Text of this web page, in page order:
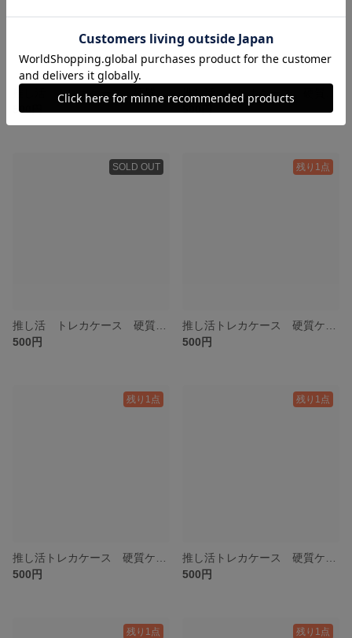
500円
SOLD OUT
500円
残り1点
500円
残り1点
500円
残り1点
500円
残り1点 残り1点